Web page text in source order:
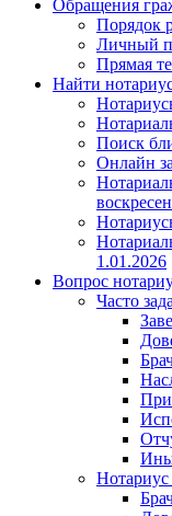
Обращения
Порядок
Личный
Прямая
Найти
Поиск
Онлайн
1.01.2026
Вопрос
Часто
Нотариус